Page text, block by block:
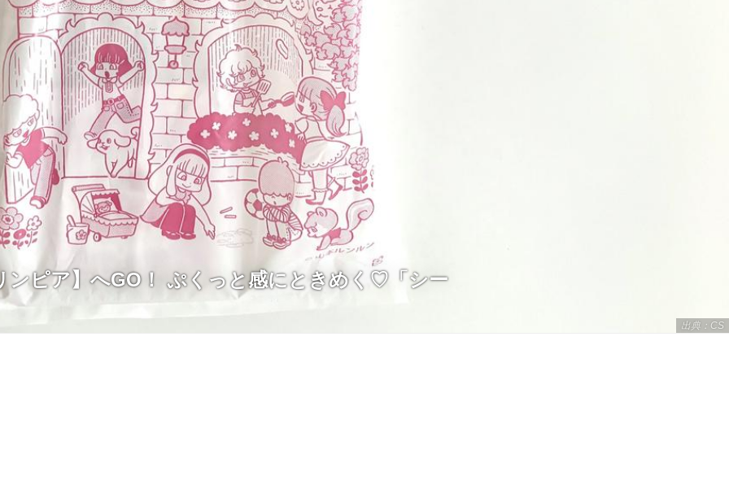
出典：CS
ンピア】へGO！ ぷくっと感にときめく♡「シー